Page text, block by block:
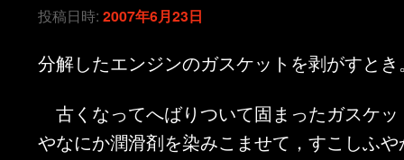
投稿日時:2007年6月23日
分解したエンジンのガスケットを剥がすとき
古くなってへばりついて固まったガスケ
やなにか潤滑剤を染みこませて，すこしふ